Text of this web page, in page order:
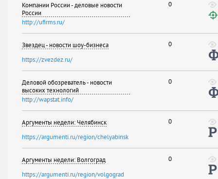
Компании России - деловые новости
России
http://ufirms.ru/
0
Звездец - новости шоу-бизнеса
https://zvezdez.ru/
0
Деловой обозреватель - новости
высоких технологий
http://wapstat.info/
0
Аргументы недели: Челябинск
https://argumenti.ru/region/chelyabinsk
0
Аргументы недели: Волгоград
https://argumenti.ru/region/volgograd
0